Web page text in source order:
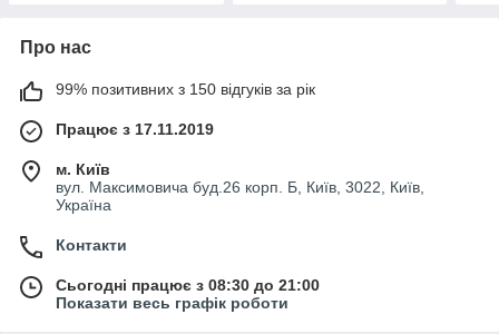
Про нас
99% позитивних з 150 відгуків за рік
Працює з 17.11.2019
м. Київ
вул. Максимовича буд.26 корп. Б, Київ, 3022, Київ,
Україна
Контакти
Сьогодні працює з 08:30 до 21:00
Показати весь графік роботи